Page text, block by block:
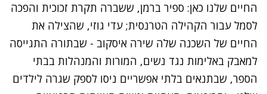
החיים שלנו כאן: ספיר ברמן, ששברה תקרת זכוכית והפכה
לסמל עבור הקהילה הטרנסית; עדי גוזי, שהצילה את
החיים של השכנה שלה שירה איסקוב - שבתורה התגייסה
למאבק באלימות נגד נשים, המורות והמנהלות בבתי
הספר, שבתנאים בלתי אפשריים ניסו לספק שגרה לילדים